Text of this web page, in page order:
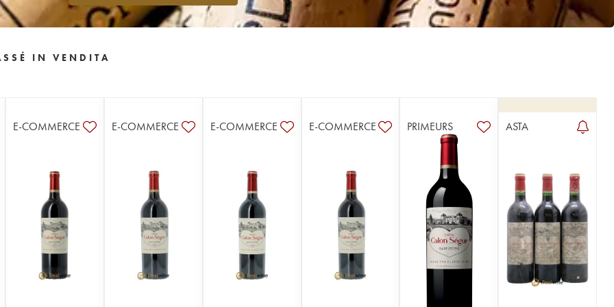
IN VENDITA
E-COMMERCE E-COMMERCE E-COMMERCE E-COMMERCE PRIMEURS ASTA